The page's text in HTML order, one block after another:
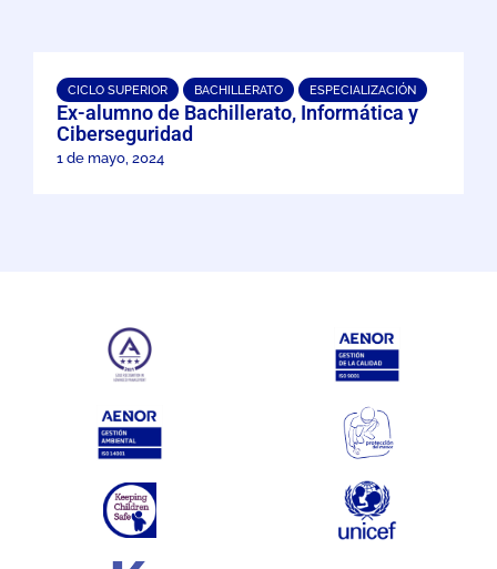
CICLO SUPERIOR BACHILLERATO ESPECIALIZACIÓN
Ex-alumno de Bachillerato, Informática y
Ciberseguridad
1 de mayo, 2024